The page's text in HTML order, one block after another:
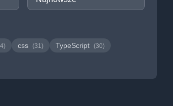
css (31) TypeScript (30)